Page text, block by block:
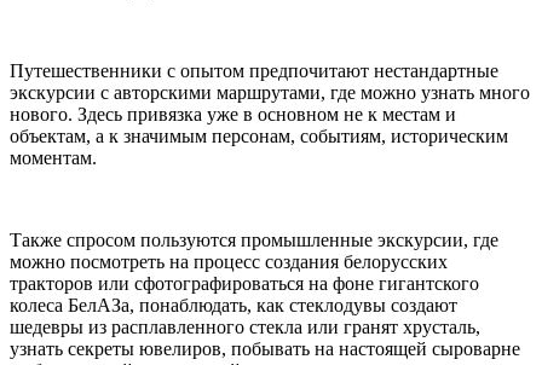
Путешественники с опытом предпочитают нестандартные
экскурсии с авторскими маршрутами, где можно узнать много
нового. Здесь привязка уже в основном не к местам и
объектам, а к значимым персонам, событиям, историческим
моментам.
Также спросом пользуются промышленные экскурсии, где
можно посмотреть на процесс создания белорусских
тракторов или сфотографироваться на фоне гигантского
колеса БелАЗа, понаблюдать, как стеклодувы создают
шедевры из расплавленного стекла или гранят хрусталь,
узнать секреты ювелиров, побывать на настоящей сыроварне